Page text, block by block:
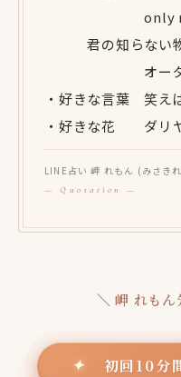
only my
君の知らない
オーダー
・好きな言葉 笑え
・好きな花 ダリ
LINE占い 岬 れもん (みさき
＼岬 れもん
✦ 初回10分